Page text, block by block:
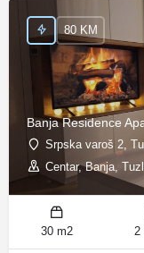
Banja Residence
Srpska varoš 2,
Centar, Banja,
80 KM
30 m2 2